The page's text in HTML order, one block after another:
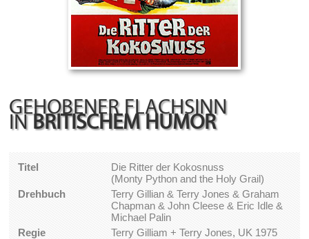
GEHOBENER FLACHSINN
IN BRITISCHEM HUMOR
Titel
Die Ritter der Kokosnuss
(Monty Python and the Holy Grail)
Drehbuch
Terry Gillian & Terry Jones & Graham
Chapman & John Cleese & Eric Idle &
Michael Palin
Regie
Terry Gilliam + Terry Jones, UK 1975